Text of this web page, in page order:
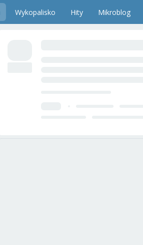
Wykopalisko Hity Mikroblog